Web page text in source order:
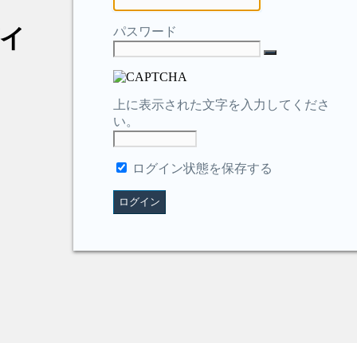
パスワード
上に表示された文字を入力してくださ
い。
ログイン状態を保存する